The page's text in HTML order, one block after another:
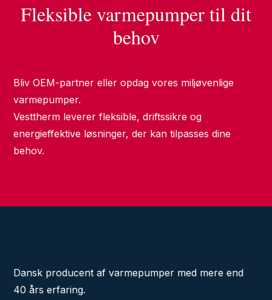
Fleksible varmepumper til dit
behov
Bliv OEM-partner eller opdag vores miljøvenlige
varmepumper.
Vesttherm leverer fleksible, driftssikre og
energieffektive løsninger, der kan tilpasses dine
behov.
Dansk producent af varmepumper med mere end
40 års erfaring.